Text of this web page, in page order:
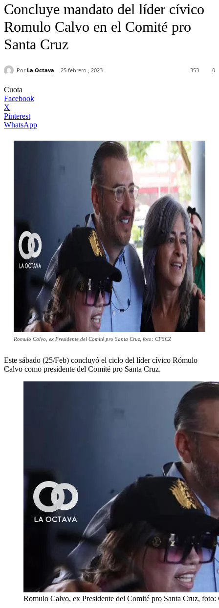
Concluye mandato del líder cívico
Romulo Calvo en el Comité pro
Santa Cruz
Por La Octava 25 febrero , 2023 0
353
Cuota
Facebook
X
Pinterest
WhatsApp
Romulo Calvo, ex Presidente del Comité pro Santa Cruz, foto: CPSCZ
Este sábado (25/Feb) concluyó el ciclo del líder cívico Rómulo
Calvo como presidente del Comité pro Santa Cruz.
Romulo Calvo, ex Presidente del Comité pro Santa Cruz, foto: